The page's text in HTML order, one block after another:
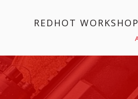
REDHOT WORKSHOP